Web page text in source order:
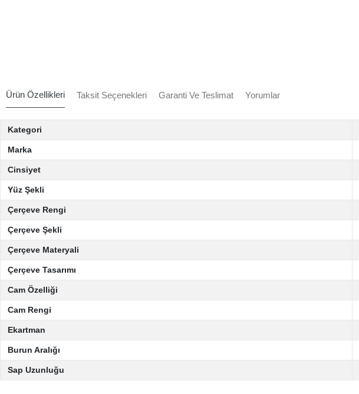
Ürün Özellikleri Taksit Seçenekleri Garanti Ve Teslimat Yorumlar
Kategori
Marka
Cinsiyet
Yüz Şekli
Çerçeve Rengi
Çerçeve Şekli
Çerçeve Materyali
Çerçeve Tasarımı
Cam Özelliği
Cam Rengi
Ekartman
Burun Aralığı
Sap Uzunluğu